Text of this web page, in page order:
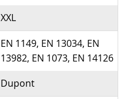
XXL
EN 1149, EN 13034, EN
13982, EN 1073, EN 14126
Dupont